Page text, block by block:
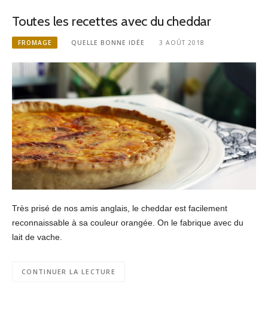
Toutes les recettes avec du cheddar
FROMAGE QUELLE BONNE IDÉE 3 AOÛT 2018
Très prisé de nos amis anglais, le cheddar est facilement
reconnaissable à sa couleur orangée. On le fabrique avec du
lait de vache.
CONTINUER LA LECTURE